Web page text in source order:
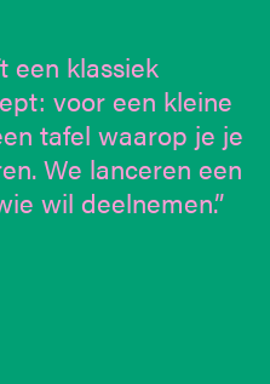
een klassiek
voor een kleine
tafel waarop je je
We lanceren een
wil deelnemen.”